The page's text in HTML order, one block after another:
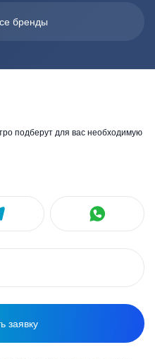
бренды
подберут для вас необходимую